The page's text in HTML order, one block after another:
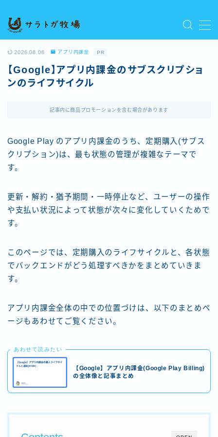
MENU
プライバシーポリシー
利用規約／特定商取引法に基づく表記
新着記事を読む
運営者情報
2026.08.08 アプリ内課金 PR
【Google】アプリ内課金のサブスクリプショ
ンのライフサイクル
記事内に商品プロモーションを含む場合があります
Google Play のアプリ内課金のうち、定期購入(サブス
クリプション)は、最も状態の管理が複雑なテーマで
す。
更新・解約・猶予期間・一時停止など、ユーザーの操作
や支払い状況によって状態が次々に変化していくためで
す。
このページでは、定期購入のライフサイクルと、各状態
でバックエンドがどう処理すべきかをまとめていきま
す。
アプリ内課金全体の中での位置づけは、以下のまとめペ
ージもあわせてご覧ください。
あわせて読みたい
【Google】アプリ内課金(Google Play Billing)
の全体像と記事まとめ